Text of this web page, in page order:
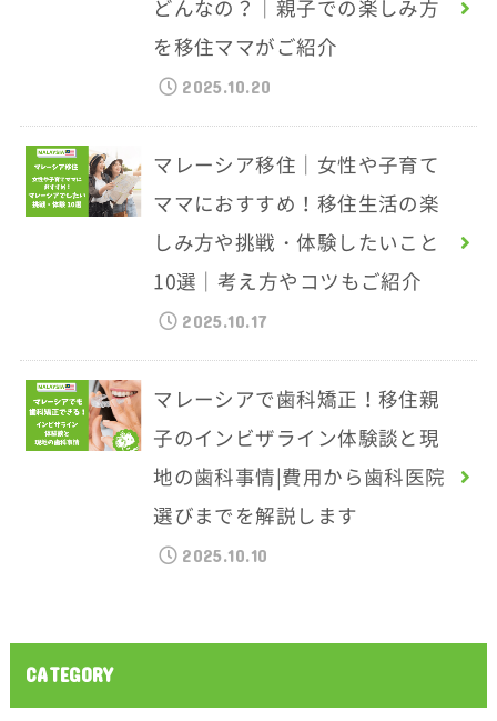
どんなの？｜親子での楽しみ方
を移住ママがご紹介
2025.10.20
マレーシア移住｜女性や子育て
ママにおすすめ！移住生活の楽
しみ方や挑戦・体験したいこと
10選｜考え方やコツもご紹介
2025.10.17
マレーシアで歯科矯正！移住親
子のインビザライン体験談と現
地の歯科事情|費用から歯科医院
選びまでを解説します
2025.10.10
CATEGORY